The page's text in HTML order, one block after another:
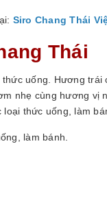
Siro Chang Thái
Thái
uống. Hương
nhẹ cùng hương vị
thức uống, làm
làm bánh.